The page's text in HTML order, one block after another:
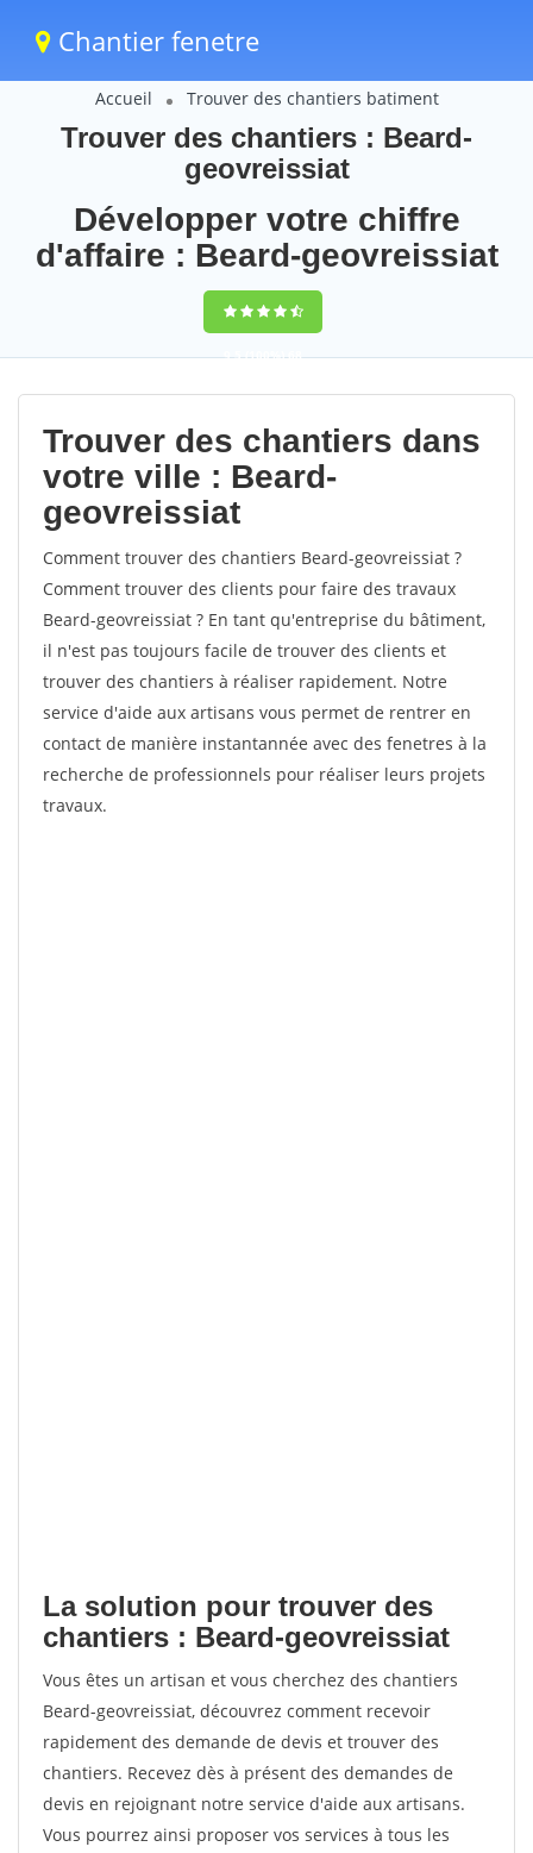
Chantier fenetre
Accueil Trouver des chantiers batiment
Trouver des chantiers : Beard-
geovreissiat
Développer votre chiffre
d'affaire : Beard-geovreissiat
9,5(100%)68
votes
Trouver des chantiers dans
votre ville : Beard-
geovreissiat
Comment trouver des chantiers Beard-geovreissiat ?
Comment trouver des clients pour faire des travaux
Beard-geovreissiat ? En tant qu'entreprise du bâtiment,
il n'est pas toujours facile de trouver des clients et
trouver des chantiers à réaliser rapidement. Notre
service d'aide aux artisans vous permet de rentrer en
contact de manière instantannée avec des fenetres à la
recherche de professionnels pour réaliser leurs projets
travaux.
La solution pour trouver des
chantiers : Beard-geovreissiat
Vous êtes un artisan et vous cherchez des chantiers
Beard-geovreissiat, découvrez comment recevoir
rapidement des demande de devis et trouver des
chantiers. Recevez dès à présent des demandes de
devis en rejoignant notre service d'aide aux artisans.
Vous pourrez ainsi proposer vos services à tous les